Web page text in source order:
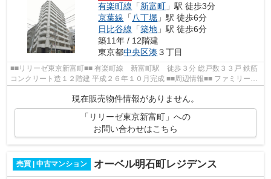
有楽町線 「新富町 」駅 徒歩3分
京葉線 「八丁堀 」駅 徒歩6分
日比谷線 「築地 」駅 徒歩6分
築11年 / 12階建
東京都中央区湊３丁目
■■リリーゼ東京新富町■■ 有楽町線 新富町駅 徒歩３分 総戸数３３戸 鉄筋
コンクリート造１２階建 平成２６年１０月完成 ■■周辺情報■■ ファミリーマ
現在販売物件情報がありません。
「リリーゼ東京新富町」への
お問い合わせはこちら
売買 | 中古マンション オーベル明石町レジデンス